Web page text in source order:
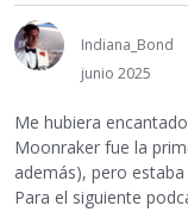
Indiana_Bond
junio 2025
Me hubiera
Moonraker fue la
además), pero
Para el siguiente